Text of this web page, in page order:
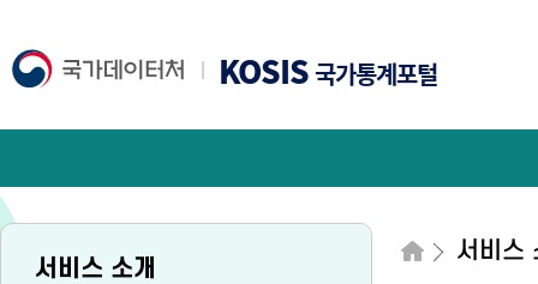
KOSIS국가통계포털
서비스 소개
서비스